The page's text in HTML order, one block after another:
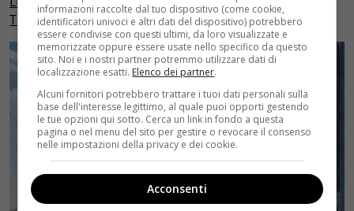
TEASER IN ATTESA DEL TRAILER
informazioni raccolte dal tuo dispositivo (come cookie,
identificatori univoci e altri dati del dispositivo) potrebbero
essere condivise con questi ultimi, da loro visualizzate e
memorizzate oppure essere usate nello specifico da questo
sito. Noi e i nostri partner potremmo utilizzare dati di
localizzazione esatti. Elenco dei partner.
Alcuni fornitori potrebbero trattare i tuoi dati personali sulla
base dell'interesse legittimo, al quale puoi opporti gestendo
le tue opzioni qui sotto. Cerca un link in fondo a questa
pagina o nel menu del sito per gestire o revocare il consenso
nelle impostazioni della privacy e dei cookie.
Acconsenti